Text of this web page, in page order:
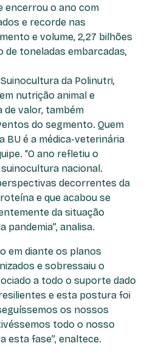
encerrou o ano com
e recorde nas
e volume, 2,27 bilhões
de toneladas embarcadas,
da Polinutri,
nutrição animal e
de valor, também
do segmento. Quem
BU é a médica-veterinária
“O ano refletiu o
nacional.
decorrentes da
e que acabou se
da situação
pandemia”, analisa.
em diante os planos
e sobressaiu o
a todo o suporte dado
e esta postura foi
os nossos
todo o nosso
esta fase”, enaltece.